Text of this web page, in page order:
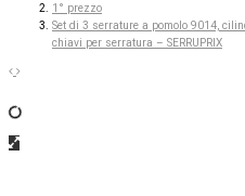
1° prezzo
Set di 3 serrature a pomolo 9014,
chiavi per serratura – SERRUPRIX